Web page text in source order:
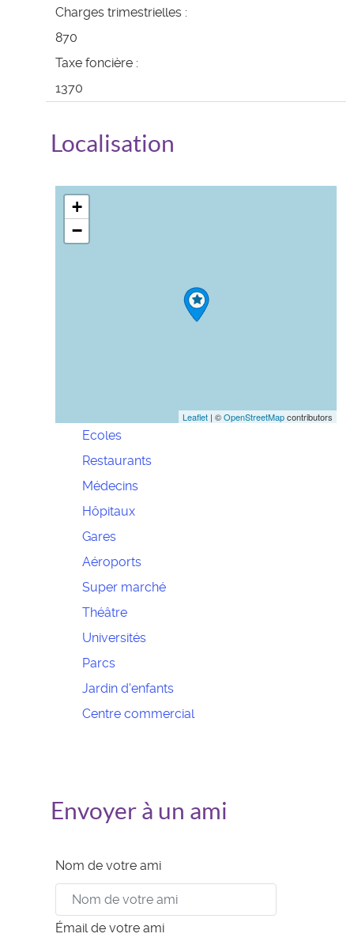
Charges trimestrielles :
870
Taxe foncière :
1370
Localisation
+
−
Leaflet | ©OpenStreetMapcontributors
Ecoles
Restaurants
Médecins
Hôpitaux
Gares
Aéroports
Super marché
Théâtre
Universités
Parcs
Jardin d'enfants
Centre commercial
Envoyer à un ami
Nom de votre ami
Émail de votre ami